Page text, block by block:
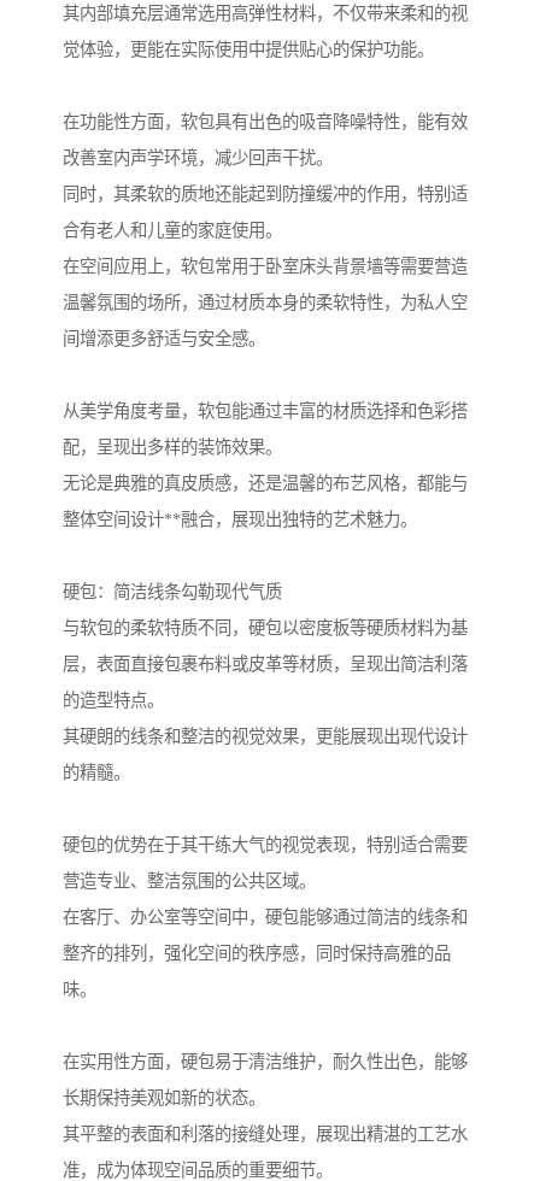
其内部填充层通常选用高弹性材料，不仅带来柔和的视
觉体验，更能在实际使用中提供贴心的保护功能。
在功能性方面，软包具有出色的吸音降噪特性，能有效
改善室内声学环境，减少回声干扰。
同时，其柔软的质地还能起到防撞缓冲的作用，特别适
合有老人和儿童的家庭使用。
在空间应用上，软包常用于卧室床头背景墙等需要营造
温馨氛围的场所，通过材质本身的柔软特性，为私人空
间增添更多舒适与安全感。
从美学角度考量，软包能通过丰富的材质选择和色彩搭
配，呈现出多样的装饰效果。
无论是典雅的真皮质感，还是温馨的布艺风格，都能与
整体空间设计**融合，展现出独特的艺术魅力。
硬包：简洁线条勾勒现代气质
与软包的柔软特质不同，硬包以密度板等硬质材料为基
层，表面直接包裹布料或皮革等材质，呈现出简洁利落
的造型特点。
其硬朗的线条和整洁的视觉效果，更能展现出现代设计
的精髓。
硬包的优势在于其干练大气的视觉表现，特别适合需要
营造专业、整洁氛围的公共区域。
在客厅、办公室等空间中，硬包能够通过简洁的线条和
整齐的排列，强化空间的秩序感，同时保持高雅的品
味。
在实用性方面，硬包易于清洁维护，耐久性出色，能够
长期保持美观如新的状态。
其平整的表面和利落的接缝处理，展现出精湛的工艺水
准，成为体现空间品质的重要细节。